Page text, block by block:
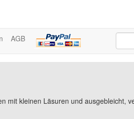
AGB
mit kleinen Läsuren und ausgebleicht,